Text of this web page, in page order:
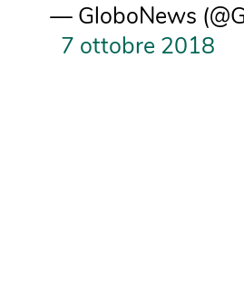
— GloboNews
7 ottobre 2018